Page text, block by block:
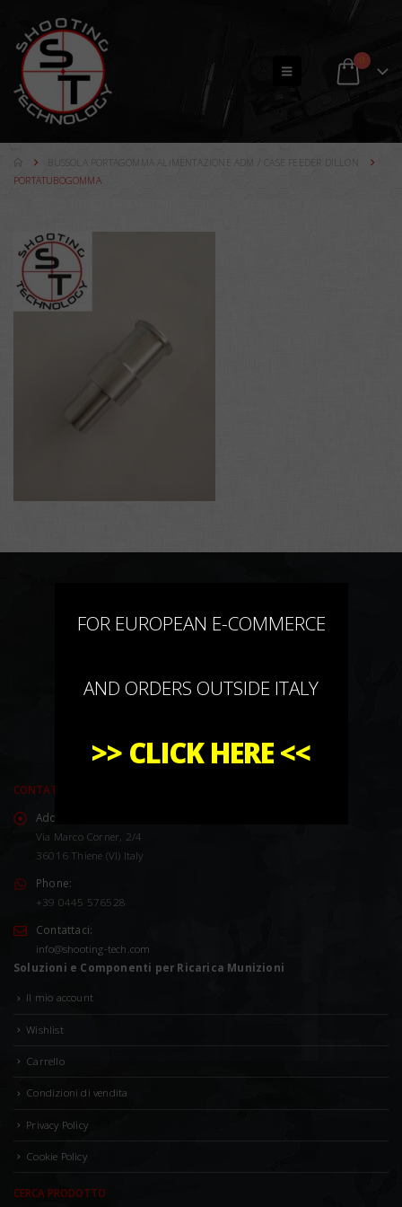
0
BUSSOLA PORTAGOMMA ALIMENTAZIONE ADM / CASE FEEDER DILLON
PORTATUBOGOMMA
CONTATTACI
Address:
Via Marco Corner, 2/4
36016 Thiene (VI) Italy
Phone:
+39 0445 576528
Contattaci:
info@shooting-tech.com
Soluzioni e Componenti per Ricarica Munizioni
Il mio account
Wishlist
Carrello
Condizioni di vendita
Privacy Policy
Cookie Policy
CERCA PRODOTTO
FOR EUROPEAN E-COMMERCE
AND ORDERS OUTSIDE ITALY
>> CLICK HERE<<